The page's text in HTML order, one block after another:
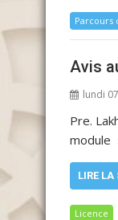
Parcours
Avis
lundi
Pre.
module
LIRE LA
Licence